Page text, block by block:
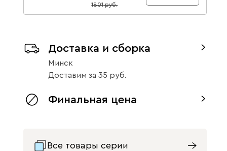
10
1801
Доставка и сборка
Минск
Доставим за 35
Финальная цена
Все товары серии